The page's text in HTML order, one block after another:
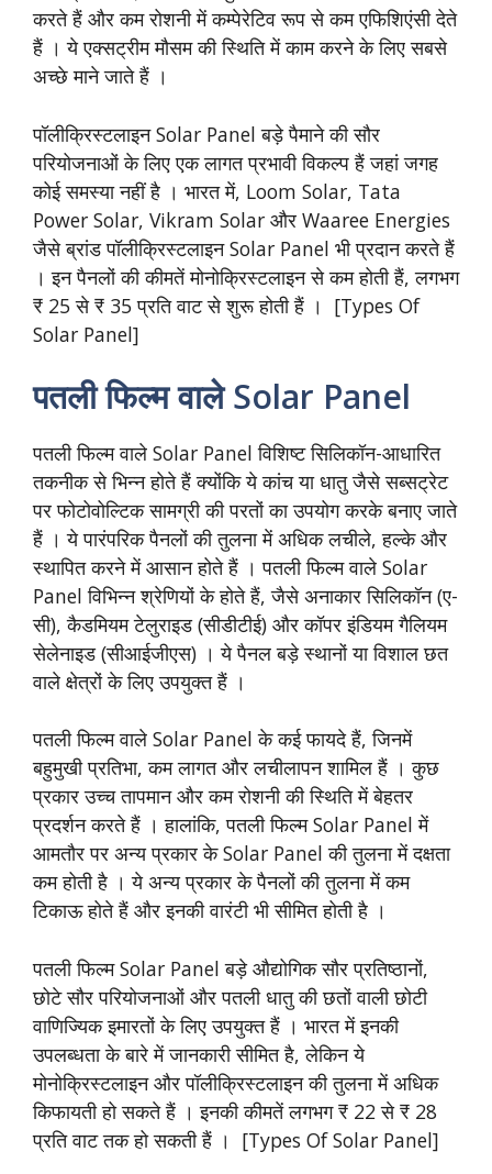
करते हैं और कम रोशनी में कम्पेरेटिव रूप से कम एफिशिएंसी देते
हैं । ये एक्सट्रीम मौसम की स्थिति में काम करने के लिए सबसे
अच्छे माने जाते हैं ।
पॉलीक्रिस्टलाइन Solar Panel बड़े पैमाने की सौर
परियोजनाओं के लिए एक लागत प्रभावी विकल्प हैं जहां जगह
कोई समस्या नहीं है । भारत में, Loom Solar, Tata
Power Solar, Vikram Solar और Waaree Energies
जैसे ब्रांड पॉलीक्रिस्टलाइन Solar Panel भी प्रदान करते हैं
। इन पैनलों की कीमतें मोनोक्रिस्टलाइन से कम होती हैं, लगभग
₹ 25 से ₹ 35 प्रति वाट से शुरू होती हैं । [Types Of
Solar Panel]
पतली फिल्म वाले Solar Panel
पतली फिल्म वाले Solar Panel विशिष्ट सिलिकॉन-आधारित
तकनीक से भिन्न होते हैं क्योंकि ये कांच या धातु जैसे सब्सट्रेट
पर फोटोवोल्टिक सामग्री की परतों का उपयोग करके बनाए जाते
हैं । ये पारंपरिक पैनलों की तुलना में अधिक लचीले, हल्के और
स्थापित करने में आसान होते हैं । पतली फिल्म वाले Solar
Panel विभिन्न श्रेणियों के होते हैं, जैसे अनाकार सिलिकॉन (ए-
सी), कैडमियम टेलुराइड (सीडीटीई) और कॉपर इंडियम गैलियम
सेलेनाइड (सीआईजीएस) । ये पैनल बड़े स्थानों या विशाल छत
वाले क्षेत्रों के लिए उपयुक्त हैं ।
पतली फिल्म वाले Solar Panel के कई फायदे हैं, जिनमें
बहुमुखी प्रतिभा, कम लागत और लचीलापन शामिल हैं । कुछ
प्रकार उच्च तापमान और कम रोशनी की स्थिति में बेहतर
प्रदर्शन करते हैं । हालांकि, पतली फिल्म Solar Panel में
आमतौर पर अन्य प्रकार के Solar Panel की तुलना में दक्षता
कम होती है । ये अन्य प्रकार के पैनलों की तुलना में कम
टिकाऊ होते हैं और इनकी वारंटी भी सीमित होती है ।
पतली फिल्म Solar Panel बड़े औद्योगिक सौर प्रतिष्ठानों,
छोटे सौर परियोजनाओं और पतली धातु की छतों वाली छोटी
वाणिज्यिक इमारतों के लिए उपयुक्त हैं । भारत में इनकी
उपलब्धता के बारे में जानकारी सीमित है, लेकिन ये
मोनोक्रिस्टलाइन और पॉलीक्रिस्टलाइन की तुलना में अधिक
किफायती हो सकते हैं । इनकी कीमतें लगभग ₹ 22 से ₹ 28
प्रति वाट तक हो सकती हैं । [Types Of Solar Panel]